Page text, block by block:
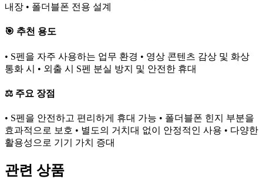
내장 • 폴더블폰 전용 설계
🎯 추천 용도
• S펜을 자주 사용하는 업무 환경 • 영상 콘텐츠 감상 및 화상
통화 시 • 외출 시 S펜 분실 방지 및 안전한 휴대
⚖️ 주요 장점
• S펜을 안전하고 편리하게 휴대 가능 • 폴더블폰 힌지 부분을
효과적으로 보호 • 별도의 거치대 없이 안정적인 사용 • 다양한
활용성으로 기기 가치 증대
관련 상품